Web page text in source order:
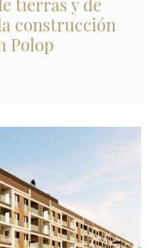
construcción
Polop